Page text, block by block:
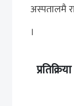
अस्पतालमै
।
प्रतिक्रिया